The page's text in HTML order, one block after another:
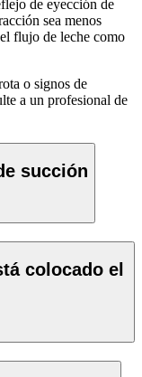
de eyección de
sea menos
flujo de leche como
o signos de
a un profesional de
succión
colocado el